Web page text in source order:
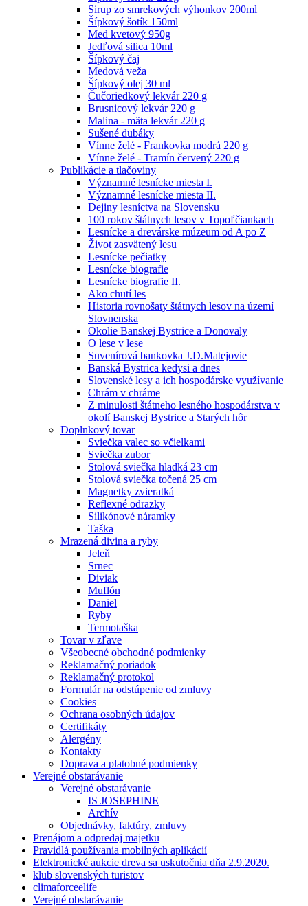
Sirup zo smrekových výhonkov 200ml
Šípkový šotík 150ml
Med kvetový 950g
Jedľová silica 10ml
Šípkový čaj
Medová veža
Šípkový olej 30 ml
Čučoriedkový lekvár 220 g
Brusnicový lekvár 220 g
Malina - mäta lekvár 220 g
Sušené dubáky
Vínne želé - Frankovka modrá 220 g
Vínne želé - Tramín červený 220 g
Publikácie a tlačoviny
Významné lesnícke miesta I.
Významné lesnícke miesta II.
Dejiny lesníctva na Slovensku
100 rokov štátnych lesov v Topoľčiankach
Lesnícke a drevárske múzeum od A po Z
Život zasvätený lesu
Lesnícke pečiatky
Lesnícke biografie
Lesnícke biografie II.
Ako chutí les
Historia rovnošaty štátnych lesov na území
Slovnenska
Okolie Banskej Bystrice a Donovaly
O lese v lese
Suvenírová bankovka J.D.Matejovie
Banská Bystrica kedysi a dnes
Slovenské lesy a ich hospodárske využívanie
Chrám v chráme
Z minulosti štátneho lesného hospodárstva v
okolí Banskej Bystrice a Starých hôr
Doplnkový tovar
Sviečka valec so včielkami
Sviečka zubor
Stolová sviečka hladká 23 cm
Stolová sviečka točená 25 cm
Magnetky zvieratká
Reflexné odrazky
Silikónové náramky
Taška
Mrazená divina a ryby
Jeleň
Srnec
Diviak
Muflón
Daniel
Ryby
Termotaška
Tovar v zľave
Všeobecné obchodné podmienky
Reklamačný poriadok
Reklamačný protokol
Formulár na odstúpenie od zmluvy
Cookies
Ochrana osobných údajov
Certifikáty
Alergény
Kontakty
Doprava a platobné podmienky
Verejné obstarávanie
Verejné obstarávanie
IS JOSEPHINE
Archív
Objednávky, faktúry, zmluvy
Prenájom a odpredaj majetku
Pravidlá používania mobilných aplikácií
Elektronické aukcie dreva sa uskutočnia dňa 2.9.2020.
klub slovenských turistov
climaforceelife
Verejné obstarávanie